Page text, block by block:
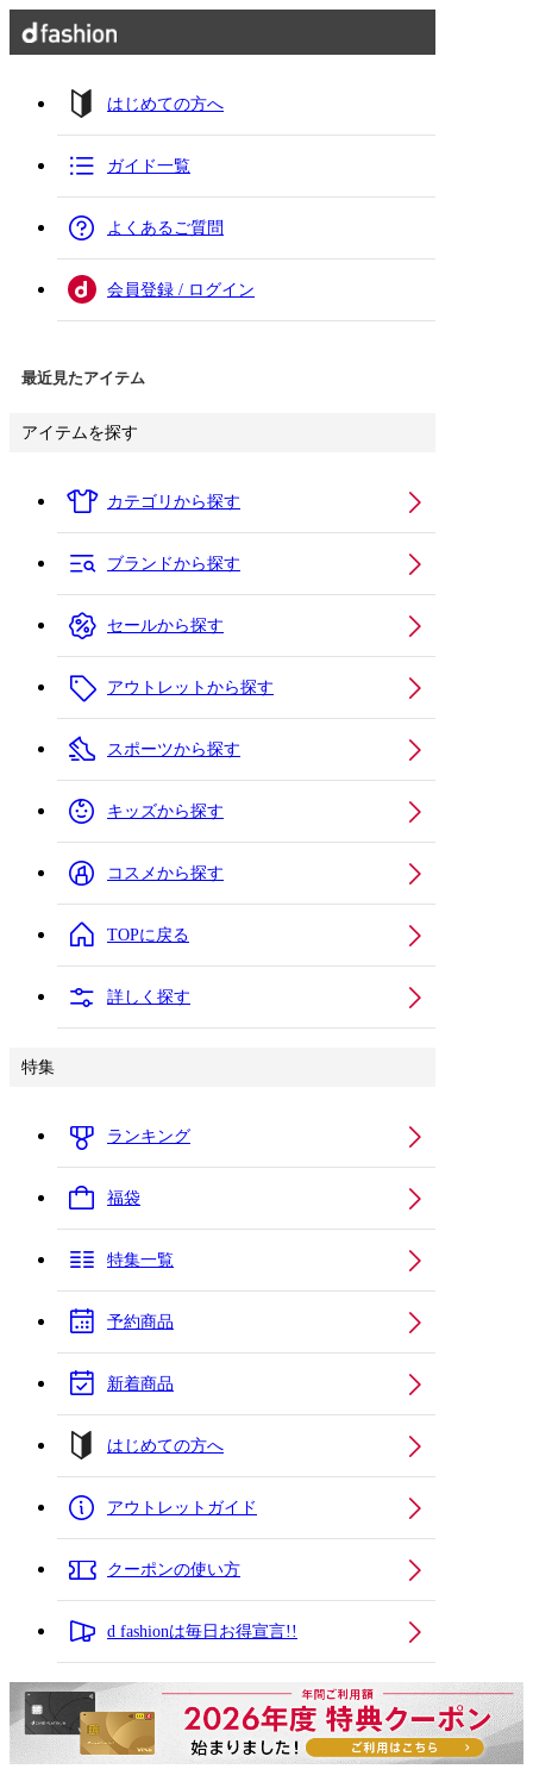
はじめての方へ
ガイド一覧
よくあるご質問
会員登録 / ログイン
最近見たアイテム
アイテムを探す
カテゴリから探す
ブランドから探す
セールから探す
アウトレットから探す
スポーツから探す
キッズから探す
コスメから探す
TOPに戻る
詳しく探す
特集
ランキング
福袋
特集一覧
予約商品
新着商品
はじめての方へ
アウトレットガイド
クーポンの使い方
d fashionは毎日お得宣言!!